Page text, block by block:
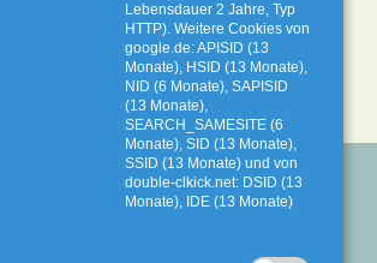
AbfallWirtschaftsGesellschaft mbH
Klövenhausen 20
27211 Bassum
Datenschutz
Rechtliches
Erklärung zur Barrierefreiheit
Lebensdauer 2 Jahre, Typ
HTTP). Weitere Cookies von
google.de: APISID (13
Monate), HSID (13 Monate),
NID (6 Monate), SAPISID
(13 Monate),
SEARCH_SAMESITE (6
Monate), SID (13 Monate),
SSID (13 Monate) und von
double-clkick.net: DSID (13
Monate), IDE (13 Monate)